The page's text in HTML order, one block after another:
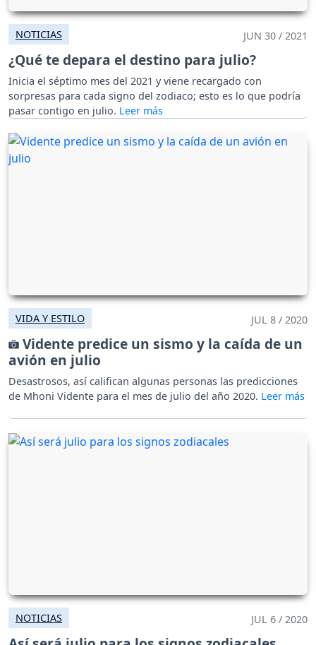
NOTICIAS JUN 30 / 2021
¿Qué te depara el destino para julio?
Inicia el séptimo mes del 2021 y viene recargado con
sorpresas para cada signo del zodiaco; esto es lo que podría
pasar contigo en julio.
VIDA Y ESTILO JUL 8 / 2020
Vidente predice un sismo y la caída de un
avión en julio
Desastrosos, así califican algunas personas las predicciones
de Mhoni Vidente para el mes de julio del año 2020.
NOTICIAS JUL 6 / 2020